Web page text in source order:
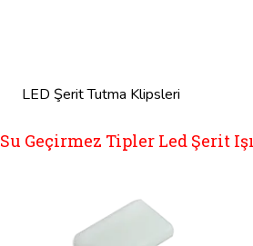
LED Şerit Tutma Klipsleri
Su Geçirmez Tipler Led Şerit